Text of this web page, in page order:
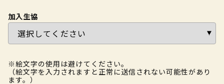
加入生協
※絵文字の使用は避けてください。
（絵文字を入力されますと正常に送信されない可能性があり
ます。）